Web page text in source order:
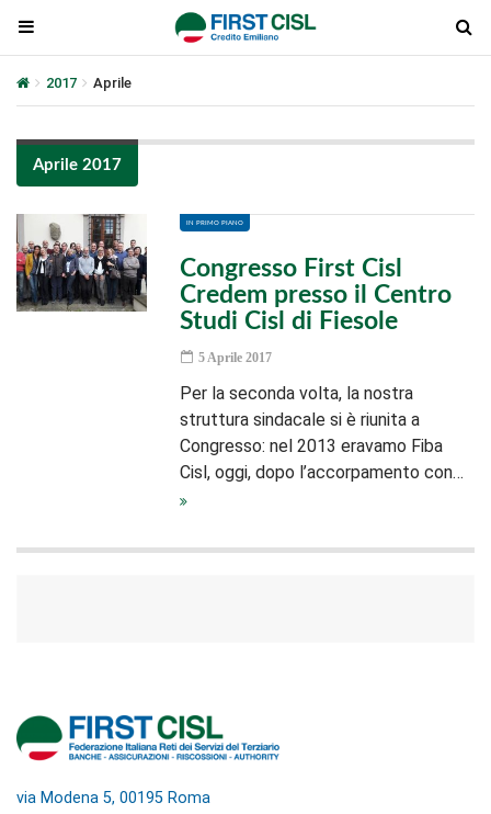
2017 Aprile
Aprile 2017
IN PRIMO PIANO
Congresso First Cisl
Credem presso il Centro
Studi Cisl di Fiesole
5 Aprile 2017
Per la seconda volta, la nostra
struttura sindacale si è riunita a
Congresso: nel 2013 eravamo Fiba
Cisl, oggi, dopo l’accorpamento con…
via Modena 5, 00195 Roma